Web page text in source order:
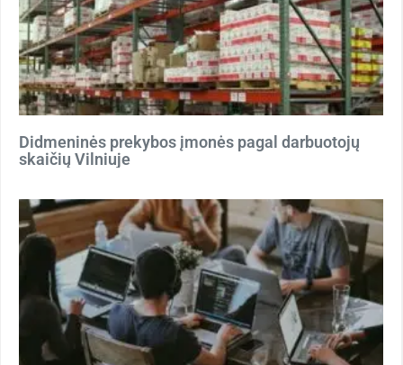
Didmeninės prekybos įmonės pagal darbuotojų
skaičių Vilniuje